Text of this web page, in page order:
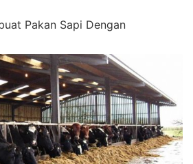
Pakan Sapi Dengan